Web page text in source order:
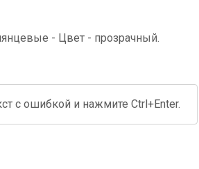
- Цвет - прозрачный.
с ошибкой и нажмите Ctrl+Enter.